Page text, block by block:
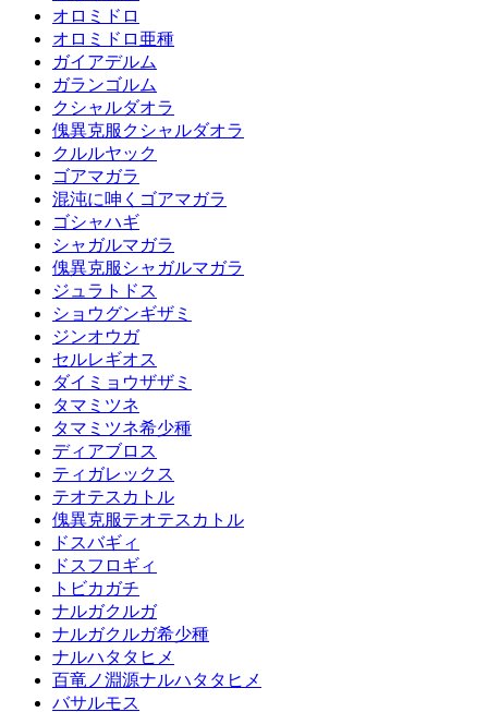
オロミドロ
オロミドロ亜種
ガイアデルム
ガランゴルム
クシャルダオラ
傀異克服クシャルダオラ
クルルヤック
ゴアマガラ
混沌に呻くゴアマガラ
ゴシャハギ
シャガルマガラ
傀異克服シャガルマガラ
ジュラトドス
ショウグンギザミ
ジンオウガ
セルレギオス
ダイミョウザザミ
タマミツネ
タマミツネ希少種
ディアブロス
ティガレックス
テオテスカトル
傀異克服テオテスカトル
ドスバギィ
ドスフロギィ
トビカガチ
ナルガクルガ
ナルガクルガ希少種
ナルハタタヒメ
百竜ノ淵源ナルハタタヒメ
バサルモス